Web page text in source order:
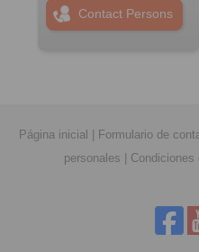
Contact Persons
Página inicial Formulario de
personales
Condiciones